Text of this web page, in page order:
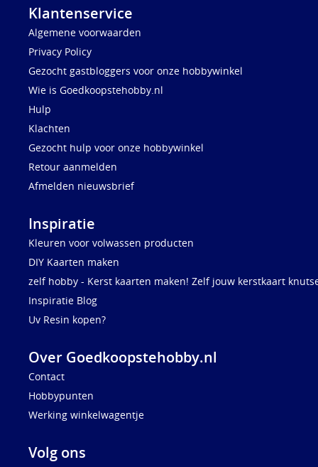
Klantenservice
Algemene voorwaarden
Privacy Policy
Gezocht gastbloggers voor onze hobbywinkel
Wie is Goedkoopstehobby.nl
Hulp
Klachten
Gezocht hulp voor onze hobbywinkel
Retour aanmelden
Afmelden nieuwsbrief
Inspiratie
Kleuren voor volwassen producten
DIY Kaarten maken
zelf hobby - Kerst kaarten maken! Zelf jouw kerstkaart
Inspiratie Blog
Uv Resin kopen?
Over Goedkoopstehobby.nl
Contact
Hobbypunten
Werking winkelwagentje
Volg ons